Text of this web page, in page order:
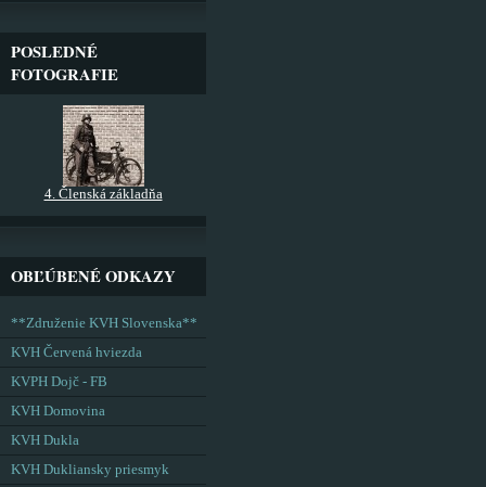
POSLEDNÉ
FOTOGRAFIE
4. Členská základňa
OBĽÚBENÉ ODKAZY
**Združenie KVH Slovenska**
KVH Červená hviezda
KVPH Dojč - FB
KVH Domovina
KVH Dukla
KVH Dukliansky priesmyk